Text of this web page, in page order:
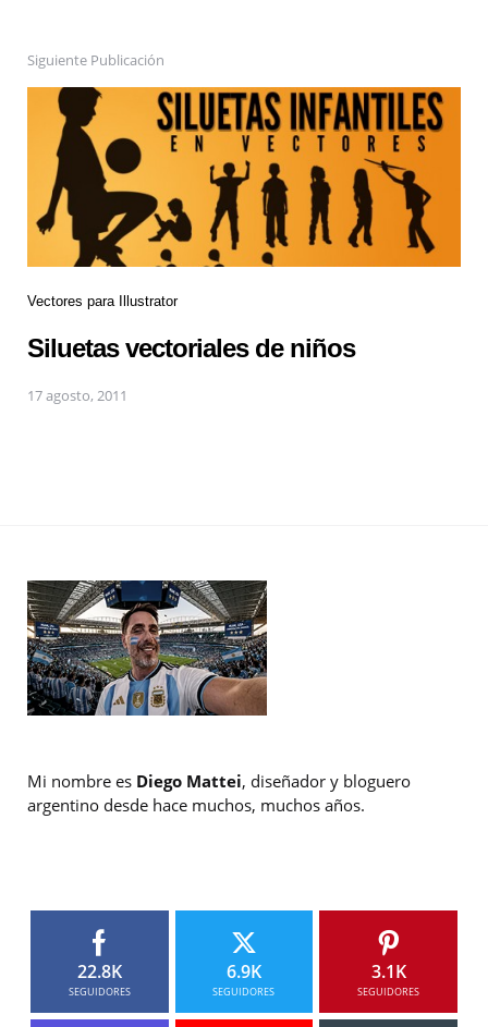
Siguiente Publicación
Vectores para Illustrator
Siluetas vectoriales de niños
17 agosto, 2011
Mi nombre es Diego Mattei, diseñador y bloguero
argentino desde hace muchos, muchos años.
22.8K
SEGUIDORES
6.9K
SEGUIDORES
3.1K
SEGUIDORES